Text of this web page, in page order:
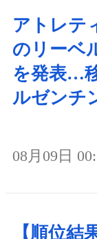
アトレテ
のリーベ
を発表…
ルゼンチ
08月09日
【順位結